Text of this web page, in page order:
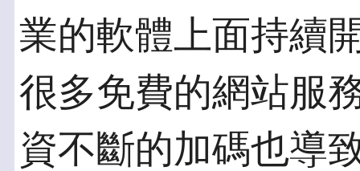
業的軟體上面持續
很多免費的網站服
資不斷的加碼也導